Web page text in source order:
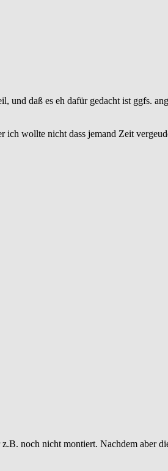
daß es eh dafür gedacht ist ggfs.
wollte nicht dass jemand Zeit
noch nicht montiert. Nachdem aber